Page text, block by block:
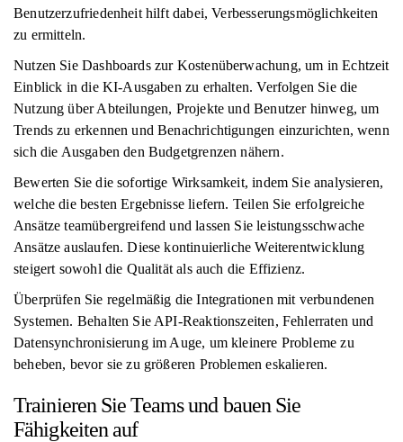
Benutzerzufriedenheit hilft dabei, Verbesserungsmöglichkeiten
zu ermitteln.
Nutzen Sie Dashboards zur Kostenüberwachung, um in Echtzeit
Einblick in die KI-Ausgaben zu erhalten. Verfolgen Sie die
Nutzung über Abteilungen, Projekte und Benutzer hinweg, um
Trends zu erkennen und Benachrichtigungen einzurichten, wenn
sich die Ausgaben den Budgetgrenzen nähern.
Bewerten Sie die sofortige Wirksamkeit, indem Sie analysieren,
welche die besten Ergebnisse liefern. Teilen Sie erfolgreiche
Ansätze teamübergreifend und lassen Sie leistungsschwache
Ansätze auslaufen. Diese kontinuierliche Weiterentwicklung
steigert sowohl die Qualität als auch die Effizienz.
Überprüfen Sie regelmäßig die Integrationen mit verbundenen
Systemen. Behalten Sie API-Reaktionszeiten, Fehlerraten und
Datensynchronisierung im Auge, um kleinere Probleme zu
beheben, bevor sie zu größeren Problemen eskalieren.
Trainieren Sie Teams und bauen Sie
Fähigkeiten auf